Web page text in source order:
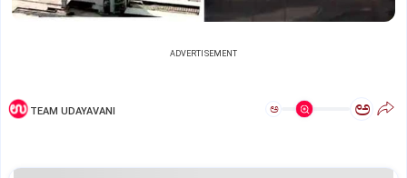
ADVERTISEMENT
TEAM UDAYAVANI ಅ ಅ